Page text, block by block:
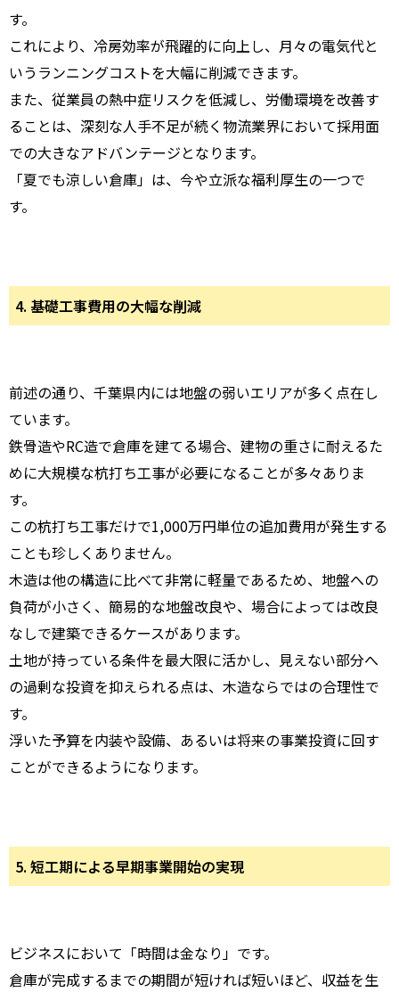
す。
これにより、冷房効率が飛躍的に向上し、月々の電気代と
いうランニングコストを大幅に削減できます。
また、従業員の熱中症リスクを低減し、労働環境を改善す
ることは、深刻な人手不足が続く物流業界において採用面
での大きなアドバンテージとなります。
「夏でも涼しい倉庫」は、今や立派な福利厚生の一つで
す。
4. 基礎工事費用の大幅な削減
前述の通り、千葉県内には地盤の弱いエリアが多く点在し
ています。
鉄骨造やRC造で倉庫を建てる場合、建物の重さに耐えるた
めに大規模な杭打ち工事が必要になることが多々ありま
す。
この杭打ち工事だけで1,000万円単位の追加費用が発生する
ことも珍しくありません。
木造は他の構造に比べて非常に軽量であるため、地盤への
負荷が小さく、簡易的な地盤改良や、場合によっては改良
なしで建築できるケースがあります。
土地が持っている条件を最大限に活かし、見えない部分へ
の過剰な投資を抑えられる点は、木造ならではの合理性で
す。
浮いた予算を内装や設備、あるいは将来の事業投資に回す
ことができるようになります。
5. 短工期による早期事業開始の実現
ビジネスにおいて「時間は金なり」です。
倉庫が完成するまでの期間が短ければ短いほど、収益を生